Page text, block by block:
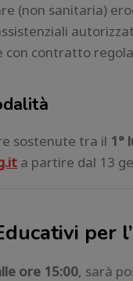
(non sanitaria)
con contratto
sostenute tra il 1°
a partire dal 13
per
ore 15:00, sarà